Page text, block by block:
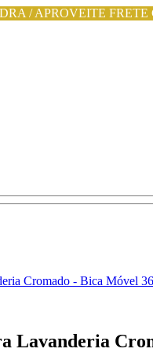
/ APROVEITE
Cromado - Bica Móvel
Lavanderia